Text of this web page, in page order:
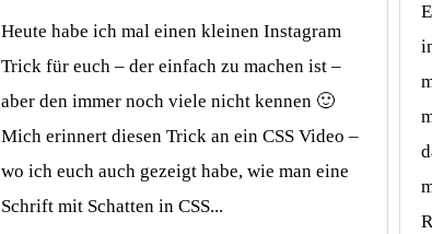
Heute habe ich mal einen kleinen Instagram
Trick für euch – der einfach zu machen ist –
aber den immer noch viele nicht kennen 🙂
Mich erinnert diesen Trick an ein CSS Video –
wo ich euch auch gezeigt habe, wie man eine
Schrift mit Schatten in CSS...